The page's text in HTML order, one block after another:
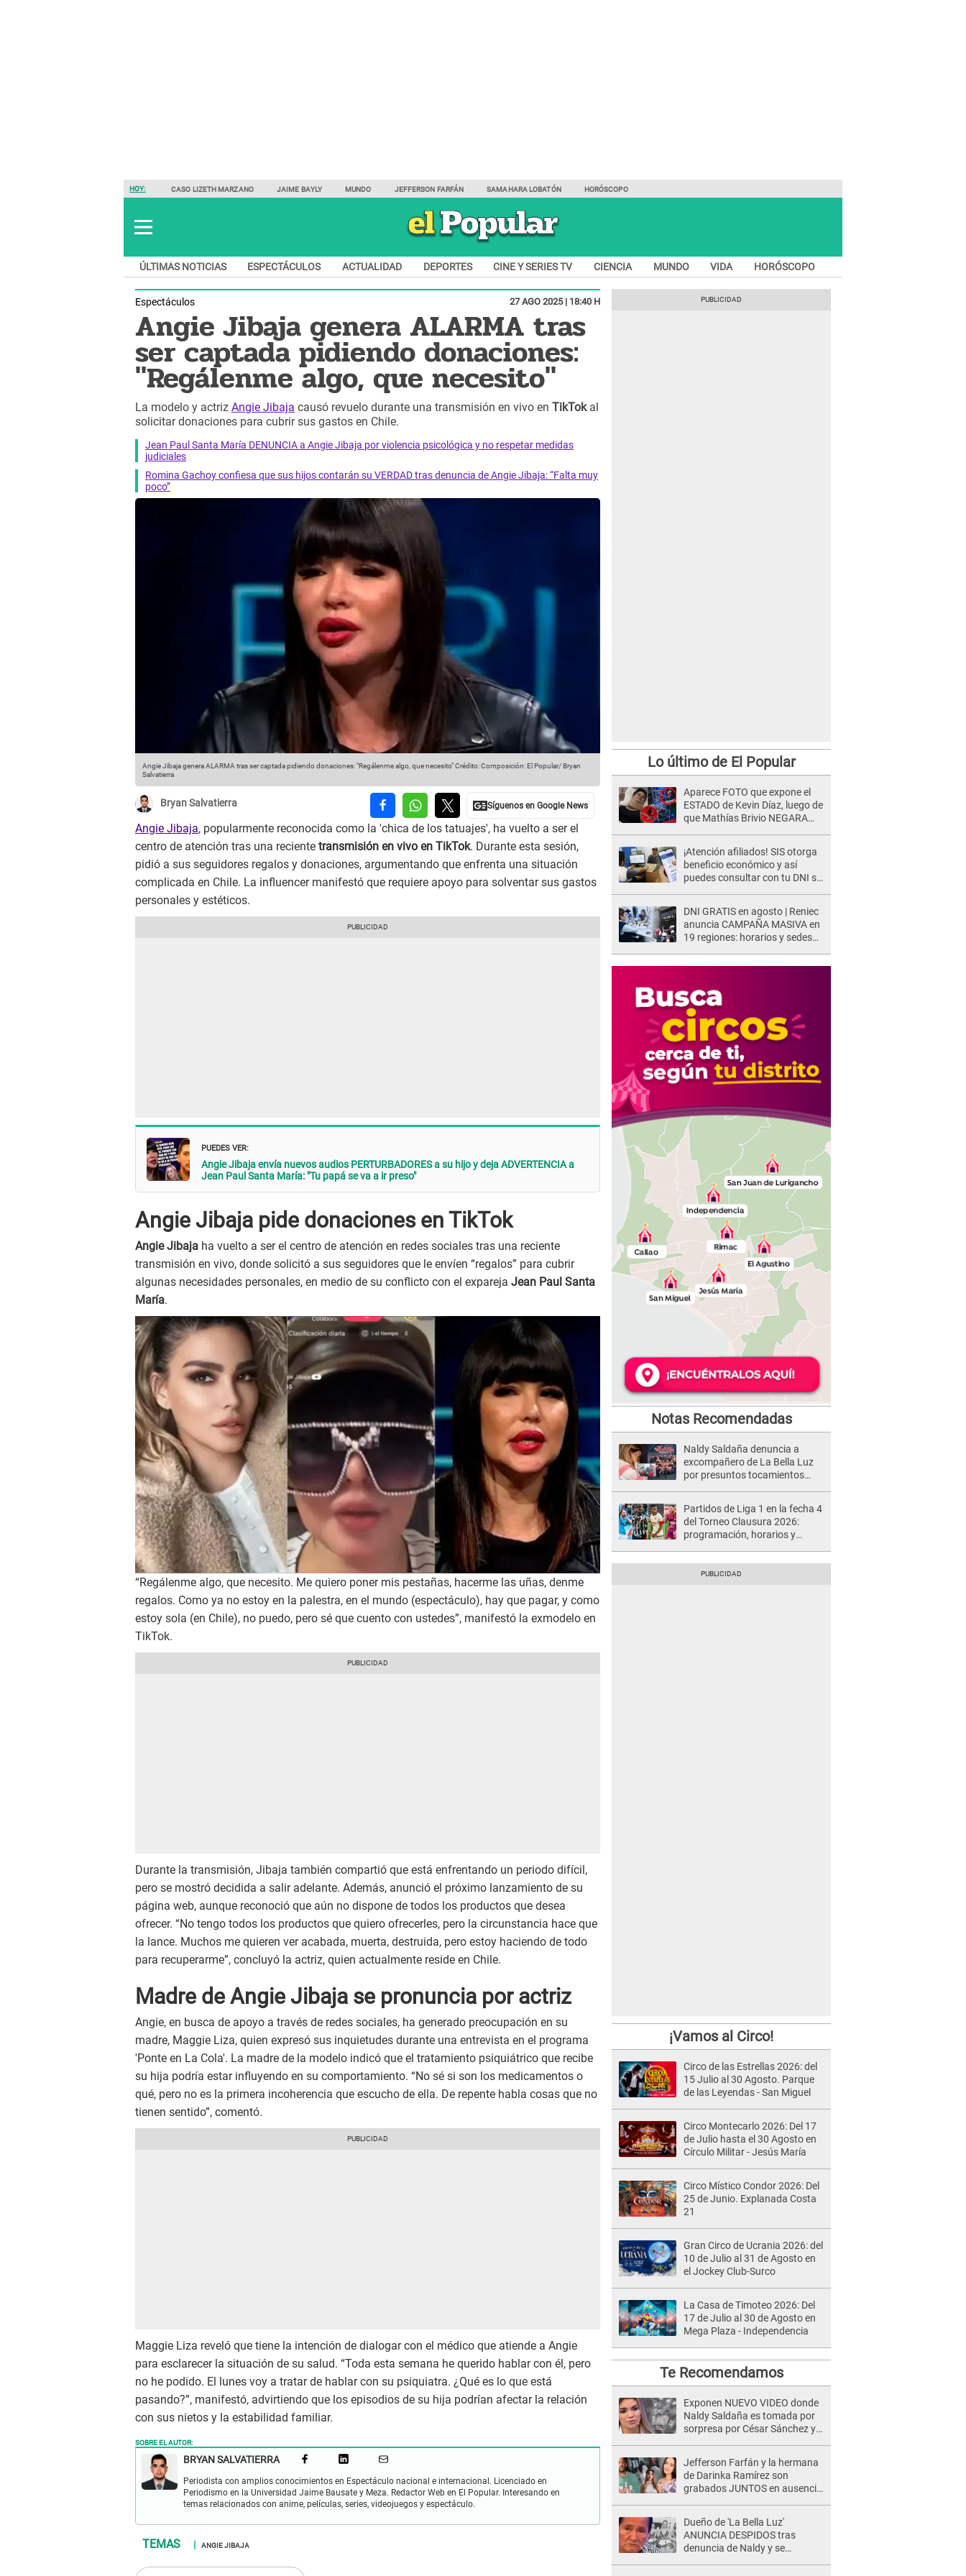
HOY: CASO LIZETH MARZANO JAIME BAYLY MUNDO JEFFERSON FARFÁN SAMAHARA LOBATÓN HORÓSCOPO
ÚLTIMAS NOTICIAS ESPECTÁCULOS ACTUALIDAD DEPORTES CINE Y SERIES TV CIENCIA MUNDO VIDA HORÓSCOPO
Espectáculos 27 AGO 2025 | 18:40 H
Angie Jibaja genera ALARMA tras
ser captada pidiendo donaciones:
"Regálenme algo, que necesito"
La modelo y actriz Angie Jibaja causó revuelo durante una transmisión en vivo en TikTokal
solicitar donaciones para cubrir sus gastos en Chile.
Jean Paul Santa María DENUNCIA a Angie Jibaja por violencia psicológica y no respetar medidas
judiciales
Romina Gachoy confiesa que sus hijos contarán su VERDAD tras denuncia de Angie Jibaja: “Falta muy
poco”
Angie Jibaja genera ALARMA tras ser captada pidiendo donaciones: "Regálenme algo, que necesito"Crédito: Composición: El Popular/ Bryan
Salvatierra
Bryan Salvatierra
Angie Jibaja, popularmente reconocida como la 'chica de los tatuajes', ha vuelto a ser el
centro de atención tras una reciente transmisión en vivo en TikTok. Durante esta sesión,
pidió a sus seguidores regalos y donaciones, argumentando que enfrenta una situación
complicada en Chile. La influencer manifestó que requiere apoyo para solventar sus gastos
personales y estéticos.
PUEDES VER:
Angie Jibaja envía nuevos audios PERTURBADORES a su hijo y deja ADVERTENCIA a
Jean Paul Santa María: "Tu papá se va a ir preso"
Angie Jibaja pide donaciones en TikTok
Angie Jibaja ha vuelto a ser el centro de atención en redes sociales tras una reciente
transmisión en vivo, donde solicitó a sus seguidores que le envíen “regalos” para cubrir
algunas necesidades personales, en medio de su conflicto con el expareja Jean Paul Santa
María.
“Regálenme algo, que necesito. Me quiero poner mis pestañas, hacerme las uñas, denme
regalos. Como ya no estoy en la palestra, en el mundo (espectáculo), hay que pagar, y como
estoy sola (en Chile), no puedo, pero sé que cuento con ustedes”, manifestó la exmodelo en
TikTok.
Durante la transmisión, Jibaja también compartió que está enfrentando un periodo difícil,
pero se mostró decidida a salir adelante. Además, anunció el próximo lanzamiento de su
página web, aunque reconoció que aún no dispone de todos los productos que desea
ofrecer. “No tengo todos los productos que quiero ofrecerles, pero la circunstancia hace que
la lance. Muchos me quieren ver acabada, muerta, destruida, pero estoy haciendo de todo
para recuperarme”, concluyó la actriz, quien actualmente reside en Chile.
Madre de Angie Jibaja se pronuncia por actriz
Angie, en busca de apoyo a través de redes sociales, ha generado preocupación en su
madre, Maggie Liza, quien expresó sus inquietudes durante una entrevista en el programa
'Ponte en La Cola'. La madre de la modelo indicó que el tratamiento psiquiátrico que recibe
su hija podría estar influyendo en su comportamiento. “No sé si son los medicamentos o
qué, pero no es la primera incoherencia que escucho de ella. De repente habla cosas que no
tienen sentido”, comentó.
Maggie Liza reveló que tiene la intención de dialogar con el médico que atiende a Angie
para esclarecer la situación de su salud. “Toda esta semana he querido hablar con él, pero
no he podido. El lunes voy a tratar de hablar con su psiquiatra. ¿Qué es lo que está
pasando?”, manifestó, advirtiendo que los episodios de su hija podrían afectar la relación
con sus nietos y la estabilidad familiar.
SOBRE EL AUTOR:
BRYAN SALVATIERRA
Periodista con amplios conocimientos en Espectáculo nacional e internacional. Licenciado en
Periodismo en la Universidad Jaime Bausate y Meza. Redactor Web en El Popular. Interesando en
temas relacionados con anime, películas, series, videojuegos y espectáculo.
ANGIE JIBAJA
Lo último de El Popular
Aparece FOTO que expone el
ESTADO de Kevin Díaz, luego de
que Mathías Brivio NEGARA
¡Atención afiliados! SIS otorga
beneficio económico y así
puedes consultar con tu DNI si
DNI GRATIS en agosto | Reniec
anuncia CAMPAÑA MASIVA en
19 regiones: horarios y sedes
Notas Recomendadas
Naldy Saldaña denuncia a
excompañero de La Bella Luz
por presuntos tocamientos
Partidos de Liga 1 en la fecha 4
del Torneo Clausura 2026:
programación, horarios y
¡Vamos al Circo!
Circo de las Estrellas 2026: del
15 Julio al 30 Agosto. Parque
de las Leyendas - San Miguel
Circo Montecarlo 2026: Del 17
de Julio hasta el 30 Agosto en
Círculo Militar - Jesús María
Circo Místico Condor 2026: Del
25 de Junio. Explanada Costa
21
Gran Circo de Ucrania 2026: del
10 de Julio al 31 de Agosto en
el Jockey Club-Surco
La Casa de Timoteo 2026: Del
17 de Julio al 30 de Agosto en
Mega Plaza - Independencia
Te Recomendamos
Exponen NUEVO VIDEO donde
Naldy Saldaña es tomada por
sorpresa por César Sánchez y
Jefferson Farfán y la hermana
de Darinka Ramírez son
grabados JUNTOS en ausencia
Dueño de 'La Bella Luz'
ANUNCIA DESPIDOS tras
denuncia de Naldy y se